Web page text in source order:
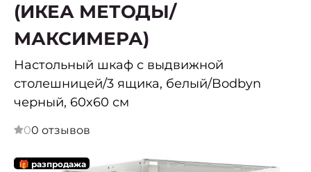
(ИКЕА МЕТОДЫ/
МАКСИМЕРА)
Настольный шкаф с выдвижной
столешницей/3 ящика, белый/Bodbyn
черный, 60x60 см
00 отзывов
🎁 разпродажа